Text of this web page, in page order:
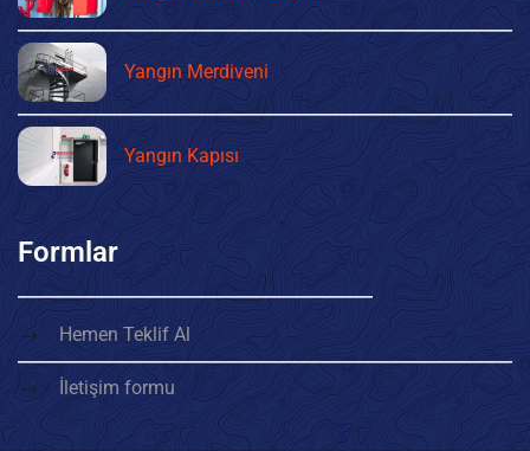
Yangın Merdiveni
Yangın Kapısı
Formlar
Hemen Teklif Al
İletişim formu